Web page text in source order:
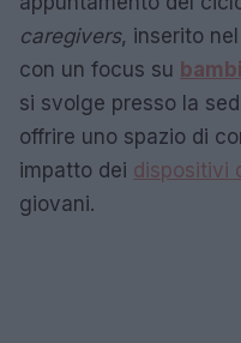
caregivers, inserito
con un focus su
si svolge presso la
offrire uno spazio di
impatto dei dispositivi
giovani.